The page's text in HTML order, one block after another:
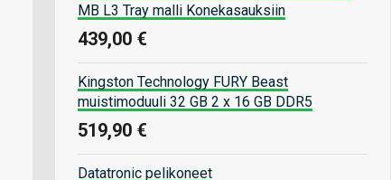
MB L3 Tray malli Konekasauksiin
439,00 €
Kingston Technology FURY Beast
muistimoduuli 32 GB 2 x 16 GB DDR5
519,90 €
Datatronic pelikoneet